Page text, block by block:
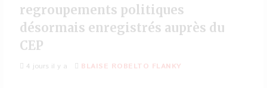
regroupements politiques
désormais enregistrés auprès du
CEP
4 jours il y a BLAISE ROBELTO FLANKY